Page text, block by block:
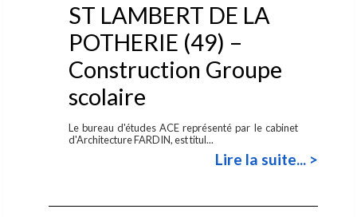
ST LAMBERT DE LA
POTHERIE (49) –
Construction Groupe
scolaire
Le bureau d'études ACE représenté par le cabinet
d'Architecture FARDIN, est titul...
Lire la suite... >